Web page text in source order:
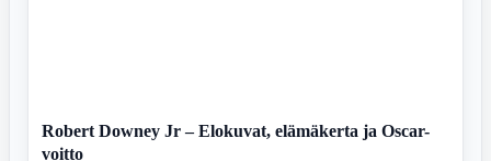
Robert Downey Jr – Elokuvat, elämäkerta ja Oscar-
voitto